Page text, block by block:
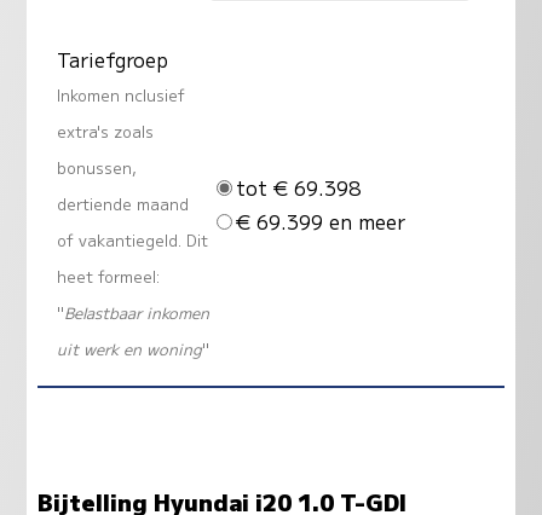
Tariefgroep
Inkomen nclusief
extra's zoals
bonussen,
dertiende maand
of vakantiegeld. Dit
heet formeel:
"Belastbaar inkomen
uit werk en woning"
tot € 69.398
€ 69.399 en meer
Bijtelling Hyundai i20 1.0 T-GDI